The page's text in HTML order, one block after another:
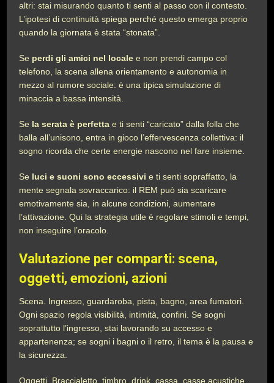
altri: stai misurando quanto ti senti al passo con il contesto.
L’ipotesi di continuità spiega perché questo emerga proprio
quando la giornata è stata “stonata”.
Se perdi gli amici nel locale e non prendi campo col
telefono, la scena allena orientamento e autonomia in
mezzo al rumore sociale: è una tipica simulazione di
minaccia a bassa intensità.
Se la serata è perfetta e ti senti “caricato” dalla folla che
balla all’unisono, entra in gioco l’effervescenza collettiva: il
sogno ricorda che certe energie nascono nel fare insieme.
Se luci e suoni sono eccessivi e ti senti sopraffatto, la
mente segnala sovraccarico: il REM può sia scaricare
emotivamente sia, in alcune condizioni, aumentare
l’attivazione. Qui la strategia utile è regolare stimoli e tempi,
non inseguire l’oracolo.
Valutazione per comparti: scena,
oggetti, emozioni, azioni
Scena. Ingresso, guardaroba, pista, bagno, area fumatori.
Ogni spazio regola visibilità, intimità, confini. Se sogni
soprattutto l’ingresso, stai lavorando su accesso e
appartenenza; se sogni i bagni o il retro, il tema è la pausa e
la sicurezza.
Oggetti. Braccialetto, timbro, drink, cassa, casse acustiche.